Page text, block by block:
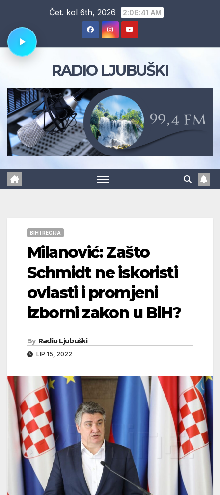
content
Čet. kol 6th, 2026 2:06:42 AM
RADIO LJUBUŠKI
BIH I REGIJA
Milanović: Zašto
Schmidt ne iskoristi
ovlasti i promjeni
izborni zakon u BiH?
By Radio Ljubuški
LIP 15, 2022